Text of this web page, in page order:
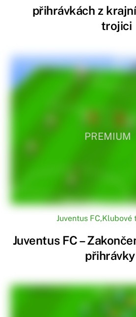
přihrávkách z
trojici
PREMIUM
Juventus FC,Klubové
Juventus FC –
přihrávky